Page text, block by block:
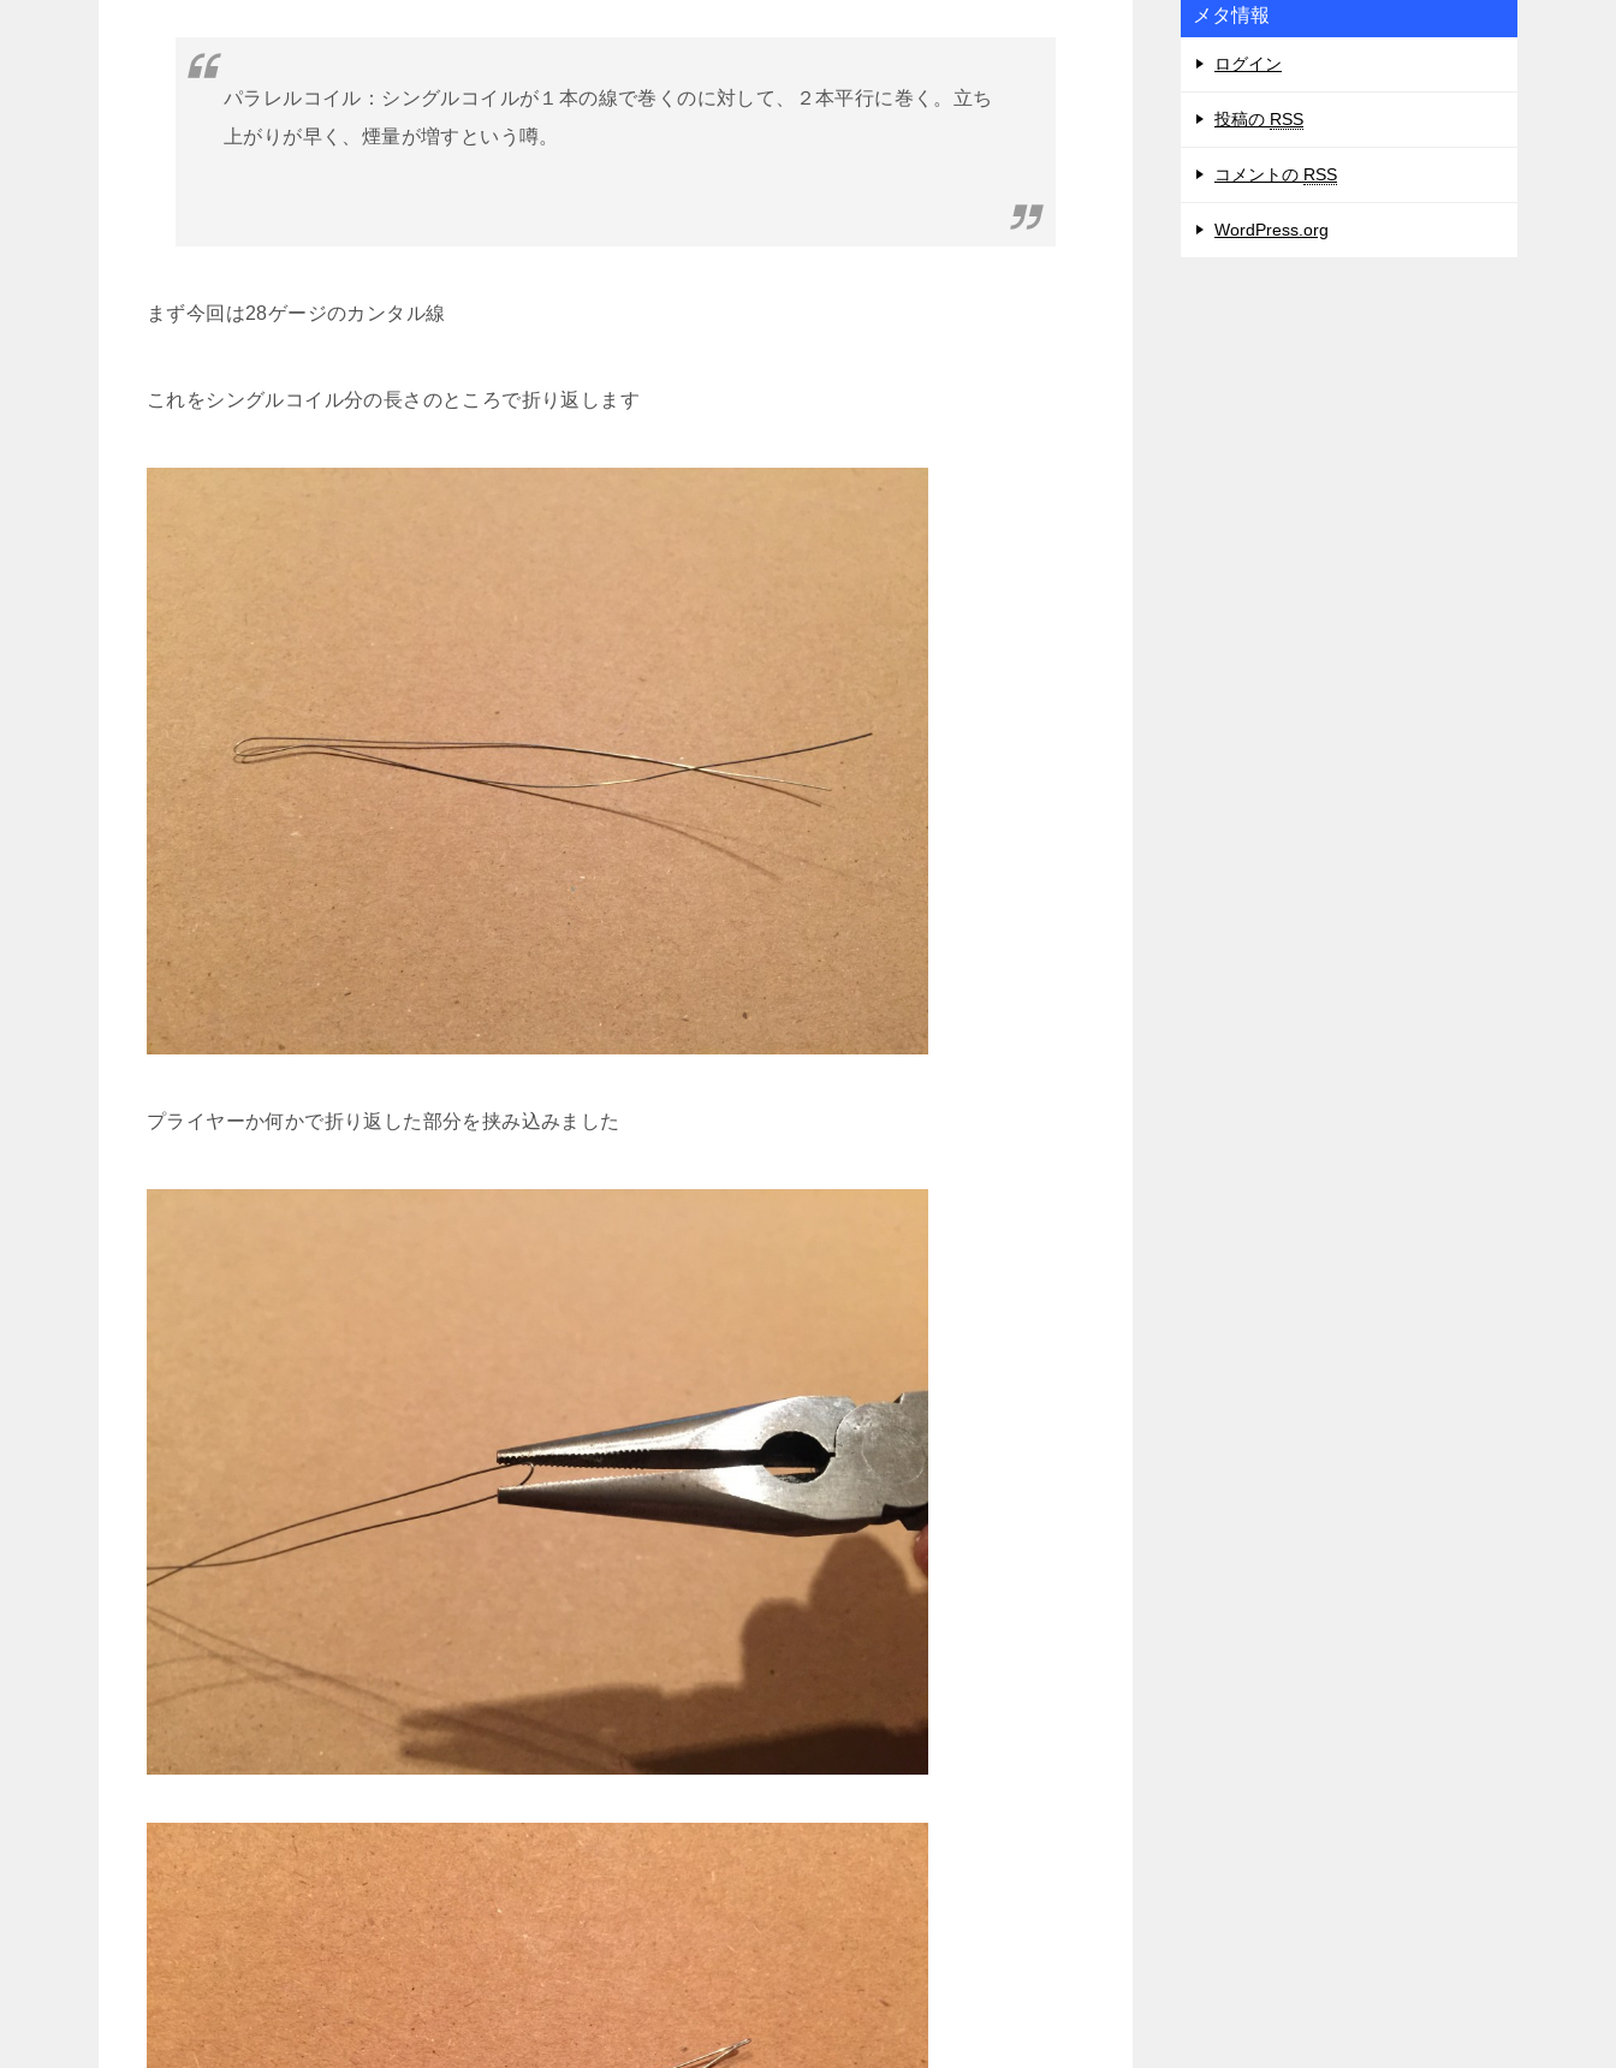
パラレルコイル：シングルコイルが１本の線で巻くのに対して、２本平行に巻く。立ち
上がりが早く、煙量が増すという噂。
まず今回は28ゲージのカンタル線
これをシングルコイル分の長さのところで折り返します
プライヤーか何かで折り返した部分を挟み込みました
メタ情報
ログイン
投稿の RSS
コメントの RSS
WordPress.org